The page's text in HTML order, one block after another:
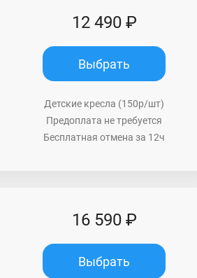
12 490 ₽
Выбрать
Детские кресла (150р/шт)
Предоплата не требуется
Бесплатная отмена за 12ч
16 590 ₽
Выбрать